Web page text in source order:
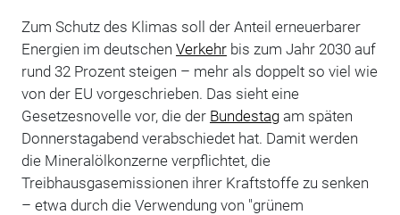
Zum Schutz des Klimas soll der Anteil erneuerbarer
Energien im deutschen Verkehrbis zum Jahr 2030 auf
rund 32 Prozent steigen – mehr als doppelt so viel wie
von der EU vorgeschrieben. Das sieht eine
Gesetzesnovelle vor, die der Bundestagam späten
Donnerstagabend verabschiedet hat. Damit werden
die Mineralölkonzerne verpflichtet, die
Treibhausgasemissionen ihrer Kraftstoffe zu senken
– etwa durch die Verwendung von "grünem